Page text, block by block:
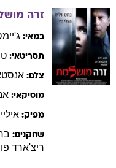
זרה
במאי:
תסריטאי:
צלם:
מוסיקאי:
מפיק:
שחקנים:
ריצ'ארד